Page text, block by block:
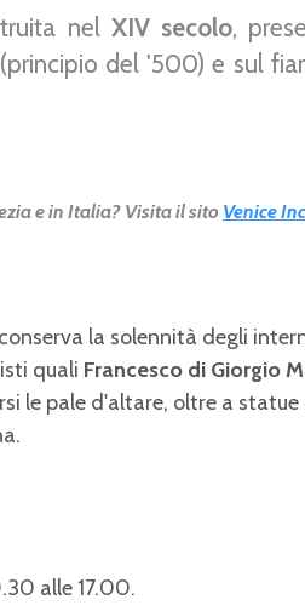
nel XIV secolo,
del '500) e sul
e in Italia? Visita il sito Venice
la solennità degli
quali Francesco di Giorgio
le pale d'altare, oltre a
alle 17.00.